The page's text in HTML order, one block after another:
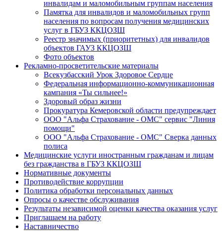
инвалидам и маломобильным группам населения
Памятка для инвалидов и маломобильных групп
населения по вопросам получения медицинских
услуг в ГБУЗ ККЦОЗШ
Реестр значимых (приоритетных) для инвалидов
объектов ГАУЗ ККЦОЗШ
Фото объектов
Рекламно-просветительские материалы
Всекузбасский Урок Здоровое Сердце
Федеральная информационно-коммуникационная
кампания «Ты сильнее!»
Здоровый образ жизни
Прокуратура Кемеровской области предупреждает
ООО "Альфа Страхование - ОМС" сервис "Линия
помощи"
ООО "Альфа Страхование - ОМС" Сверка данных
полиса
Медицинские услуги иностранным гражданам и лицам
без гражданства в ГБУЗ ККЦОЗШ
Нормативные документы
Противодействие коррупции
Политика обработки персональных данных
Опросы о качестве обслуживания
Результаты независимой оценки качества оказания услуг
Приглашаем на работу
Наставничество